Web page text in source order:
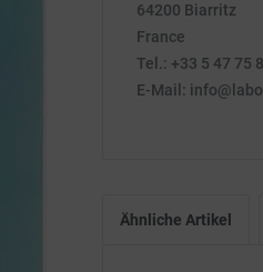
64200 Biarritz
France
Tel.: +33 5 47 75
E-Mail:
Ähnliche Artikel